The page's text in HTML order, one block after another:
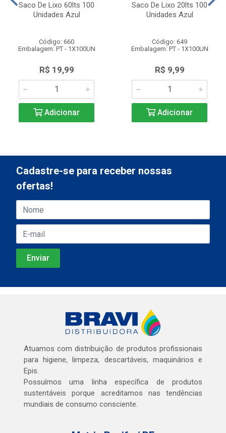
Saco De Lixo 60lts 100
Unidades Azul
Código: 660
Embalagem: PT - 1X100UN
R$ 19,99
Adicionar
Saco De Lixo 20lts 100
Unidades Azul
Código: 649
Embalagem: PT - 1X100UN
R$ 9,99
Adicionar
Cadastre-se para receber nossas
ofertas!
Atuamos com distribuição de produtos profissionais
para higiene, limpeza, descartáveis, maquinários e
Epis.
Possuímos uma linha específica de produtos
sustentáveis porque acreditamos nas tendências
mundiais de consumo consciente.